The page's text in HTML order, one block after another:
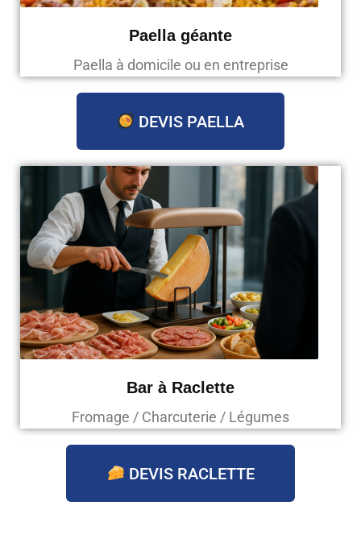
Paella géante
Paella à domicile ou en entreprise
DEVIS PAELLA
Bar à Raclette
Fromage / Charcuterie / Légumes
DEVIS RACLETTE